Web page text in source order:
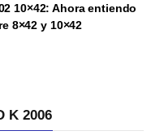
10×42: Ahora entiendo
8×42 y 10×42
K 2006